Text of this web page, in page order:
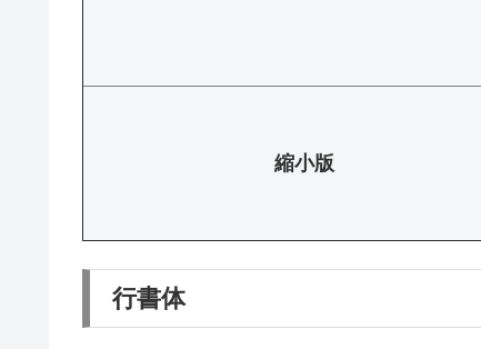
縮小版
行書体